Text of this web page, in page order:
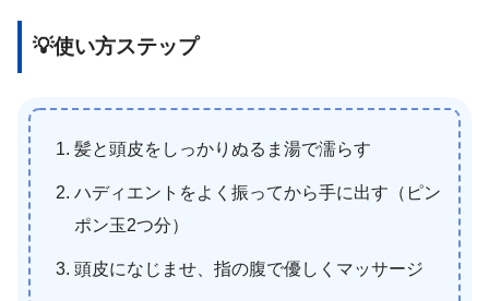
💡使い方ステップ
髪と頭皮をしっかりぬるま湯で濡らす
ハディエントをよく振ってから手に出す（ピン
ポン玉2つ分）
頭皮になじませ、指の腹で優しくマッサージ